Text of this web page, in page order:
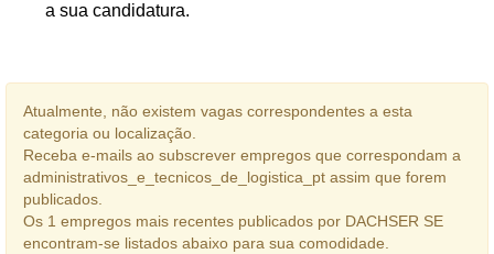
a sua candidatura.
Atualmente, não existem vagas correspondentes a esta
categoria ou localização.
Receba e-mails ao subscrever empregos que correspondam a
administrativos_e_tecnicos_de_logistica_pt assim que forem
publicados.
Os 1 empregos mais recentes publicados por DACHSER SE
encontram-se listados abaixo para sua comodidade.